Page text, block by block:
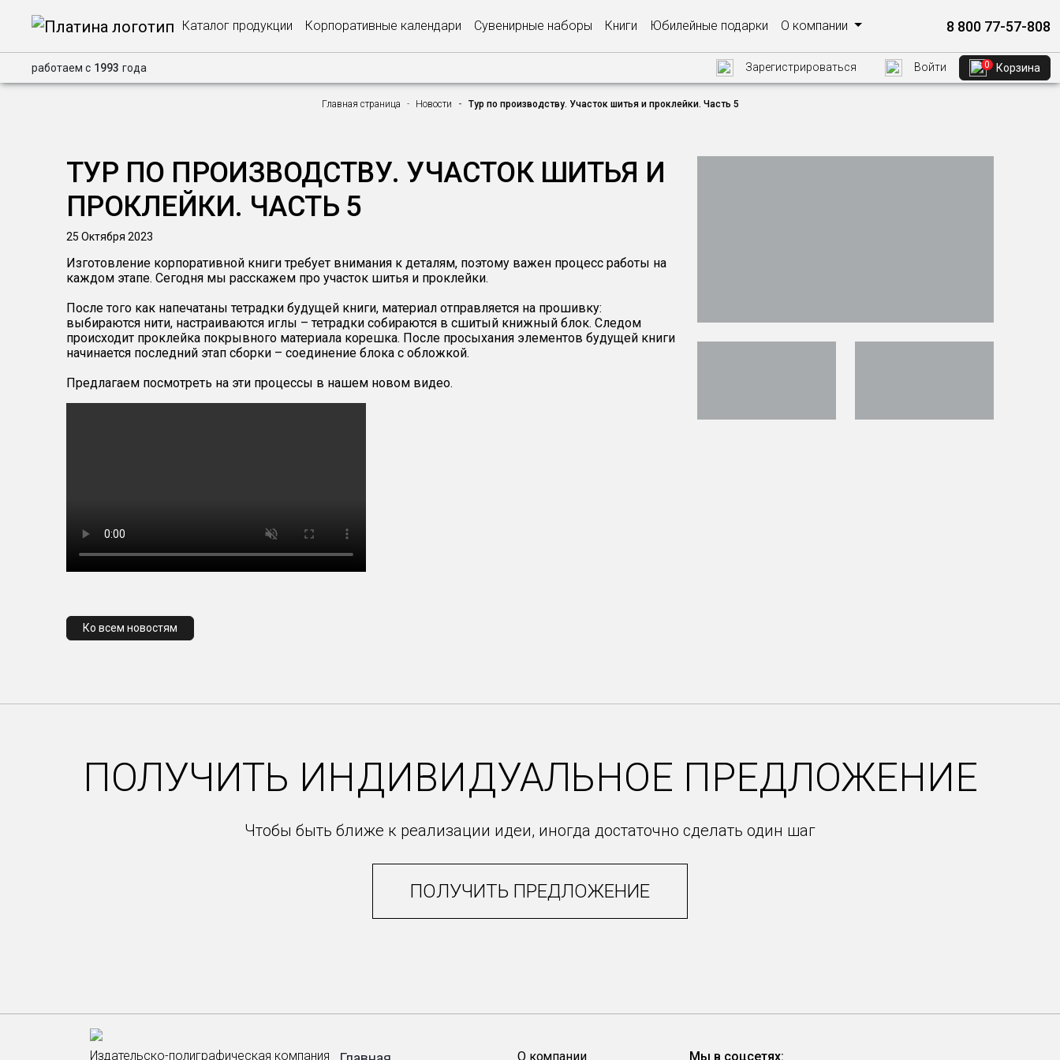
Каталог продукции Корпоративные календари Сувенирные наборы Книги Юбилейные подарки О компании 8 800 77-57-808
работаем с 1993 года Зарегистрироваться Войти 0 Корзина
Главная страница Новости Тур по производству. Участок шитья и проклейки. Часть 5
ТУР ПО ПРОИЗВОДСТВУ. УЧАСТОК ШИТЬЯ И
ПРОКЛЕЙКИ. ЧАСТЬ 5
25 Октября 2023
Изготовление корпоративной книги требует внимания к деталям, поэтому важен процесс работы на
каждом этапе. Сегодня мы расскажем про участок шитья и проклейки.
После того как напечатаны тетрадки будущей книги, материал отправляется на прошивку:
выбираются нити, настраиваются иглы – тетрадки собираются в сшитый книжный блок. Следом
происходит проклейка покрывного материала корешка. После просыхания элементов будущей книги
начинается последний этап сборки – соединение блока с обложкой.
Предлагаем посмотреть на эти процессы в нашем новом видео.
Ко всем новостям
ПОЛУЧИТЬ ИНДИВИДУАЛЬНОЕ ПРЕДЛОЖЕНИЕ
Чтобы быть ближе к реализации идеи, иногда достаточно сделать один шаг
ПОЛУЧИТЬ ПРЕДЛОЖЕНИЕ
Издательско-полиграфическая компания О компании Мы в соцсетях: